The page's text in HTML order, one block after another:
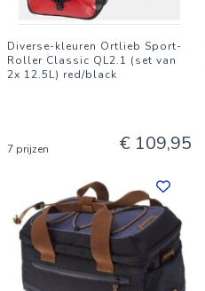
Diverse-kleuren Ortlieb Sport-
Roller Classic QL2.1 (set van
2x 12.5L) red/black
7 prijzen € 109,95